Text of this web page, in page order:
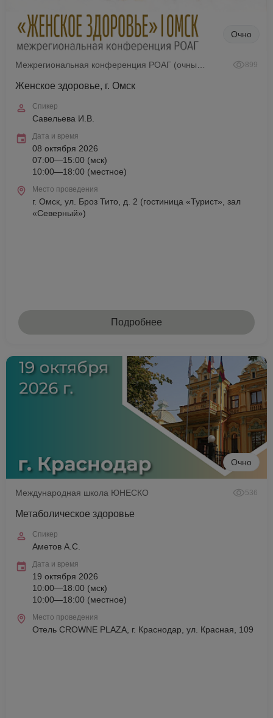
Очно
899
Женское здоровье, г. Омск
Спикер
Савельева И.В.
Дата и время
08 октября 2026
07:00—15:00 (мск)
10:00—18:00 (местное)
Место проведения
г. Омск, ул. Броз Тито, д. 2 (гостиница «Турист», зал
«Северный»)
Подробнее
Очно
Международная школа ЮНЕСКО 536
Метаболическое здоровье
Спикер
Аметов А.С.
Дата и время
19 октября 2026
10:00—18:00 (мск)
10:00—18:00 (местное)
Место проведения
Отель CROWNE PLAZA, г. Краснодар, ул. Красная, 109